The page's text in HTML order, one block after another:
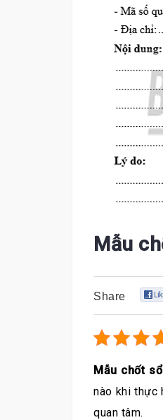
Mẫu
Share
Mẫu chốt
nào khi thực
quan tâm.